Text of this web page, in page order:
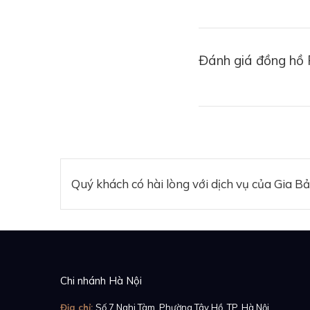
thương hiệu Rolex
Đánh giá đồng hồ
Quý khách có hài lòng với dịch vụ của Gia
Chi nhánh Hà Nội
Địa chỉ: Số 7 Nghi Tàm, Phường Tây Hồ, TP. Hà Nội